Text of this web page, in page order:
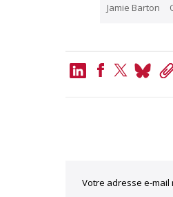
Jamie Barton
LinkedIn
Votre adresse e-